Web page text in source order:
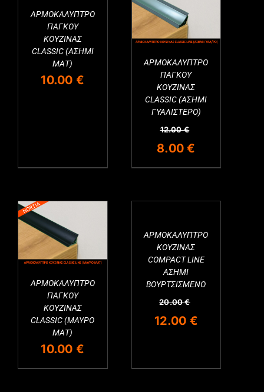
Εξαντλημένο
ΑΡΜΟΚΑΛΥΠΤΡΟ
ΠΑΓΚΟΥ
ΚΟΥΖΙΝΑΣ
CLASSIC (ΑΣΗΜΙ
ΜΑΤ)
10.00 €
Εξαντλημένο
ΑΡΜΟΚΑΛΥΠΤΡΟ
ΠΑΓΚΟΥ
ΚΟΥΖΙΝΑΣ
CLASSIC (ΑΣΗΜΙ
ΓΥΑΛΙΣΤΕΡΟ)
12.00€
Original
price
8.00€
τρέχουσα
Εξαντλημένο
ΑΡΜΟΚΑΛΥΠΤΡΟ
ΠΑΓΚΟΥ
ΚΟΥΖΙΝΑΣ
CLASSIC (ΜΑΥΡΟ
ΜΑΤ)
10.00 €
ΑΡΜΟΚΑΛΥΠΤΡΟ
ΚΟΥΖΙΝΑΣ
COMPACT LINE
ΑΣΗΜΙ
ΒΟΥΡΤΣΙΣΜΕΝΟ
20.00€
Original
12.00 €